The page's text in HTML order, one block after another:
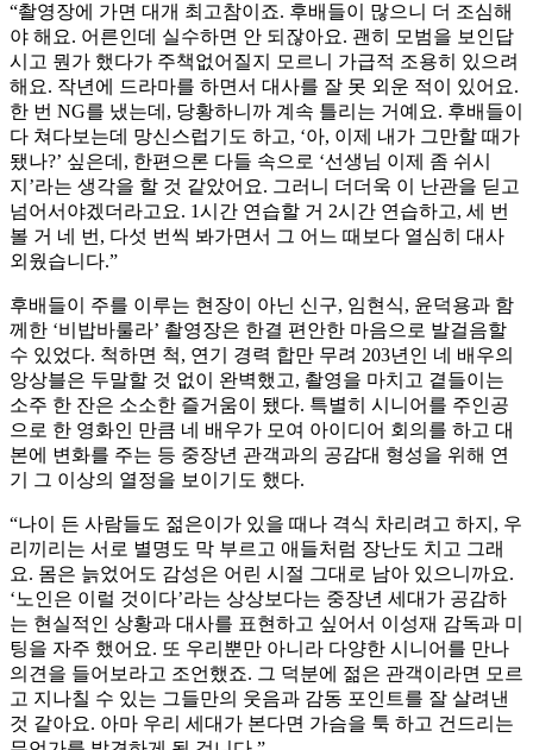
“촬영장에 가면 대개 최고참이죠. 후배들이 많으니 더 조심해
야 해요. 어른인데 실수하면 안 되잖아요. 괜히 모범을 보인답
시고 뭔가 했다가 주책없어질지 모르니 가급적 조용히 있으려
해요. 작년에 드라마를 하면서 대사를 잘 못 외운 적이 있어요.
한 번 NG를 냈는데, 당황하니까 계속 틀리는 거예요. 후배들이
다 쳐다보는데 망신스럽기도 하고, ‘아, 이제 내가 그만할 때가
됐나?’ 싶은데, 한편으론 다들 속으로 ‘선생님 이제 좀 쉬시
지’라는 생각을 할 것 같았어요. 그러니 더더욱 이 난관을 딛고
넘어서야겠더라고요. 1시간 연습할 거 2시간 연습하고, 세 번
볼 거 네 번, 다섯 번씩 봐가면서 그 어느 때보다 열심히 대사
외웠습니다.”
후배들이 주를 이루는 현장이 아닌 신구, 임현식, 윤덕용과 함
께한 ‘비밥바룰라’ 촬영장은 한결 편안한 마음으로 발걸음할
수 있었다. 척하면 척, 연기 경력 합만 무려 203년인 네 배우의
앙상블은 두말할 것 없이 완벽했고, 촬영을 마치고 곁들이는
소주 한 잔은 소소한 즐거움이 됐다. 특별히 시니어를 주인공
으로 한 영화인 만큼 네 배우가 모여 아이디어 회의를 하고 대
본에 변화를 주는 등 중장년 관객과의 공감대 형성을 위해 연
기 그 이상의 열정을 보이기도 했다.
“나이 든 사람들도 젊은이가 있을 때나 격식 차리려고 하지, 우
리끼리는 서로 별명도 막 부르고 애들처럼 장난도 치고 그래
요. 몸은 늙었어도 감성은 어린 시절 그대로 남아 있으니까요.
‘노인은 이럴 것이다’라는 상상보다는 중장년 세대가 공감하
는 현실적인 상황과 대사를 표현하고 싶어서 이성재 감독과 미
팅을 자주 했어요. 또 우리뿐만 아니라 다양한 시니어를 만나
의견을 들어보라고 조언했죠. 그 덕분에 젊은 관객이라면 모르
고 지나칠 수 있는 그들만의 웃음과 감동 포인트를 잘 살려낸
것 같아요. 아마 우리 세대가 본다면 가슴을 툭 하고 건드리는